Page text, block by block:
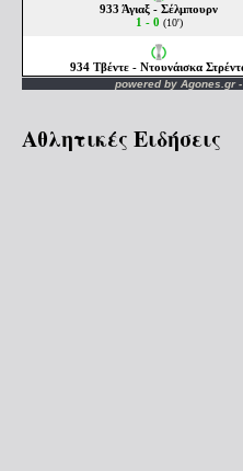
powered by Agones.gr-
Αθλητικές Ειδήσεις